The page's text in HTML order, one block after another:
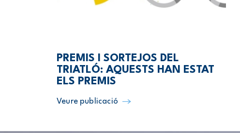
PREMIS I SORTEJOS DEL
TRIATLÓ: AQUESTS HAN ESTAT
ELS PREMIS
Veure publicació